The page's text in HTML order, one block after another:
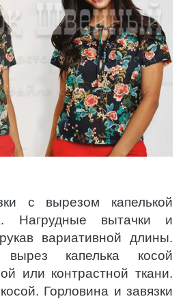
с вырезом капелькой
Нагрудные вытачки и
вариативной длины.
вырез капелька косой
или контрастной ткани.
Горловина и завязки